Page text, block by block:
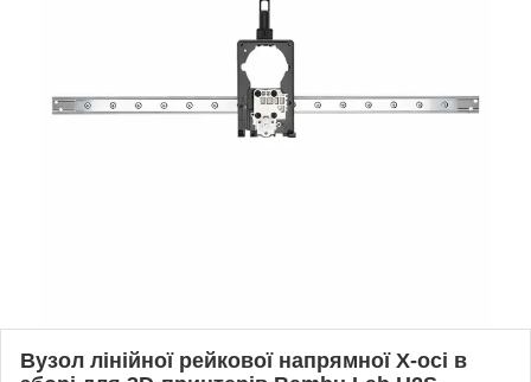
Вузол лінійної рейкової напрямної X-осі в